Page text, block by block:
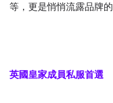
等，更是悄悄流露品牌
英國皇家成員私服首選